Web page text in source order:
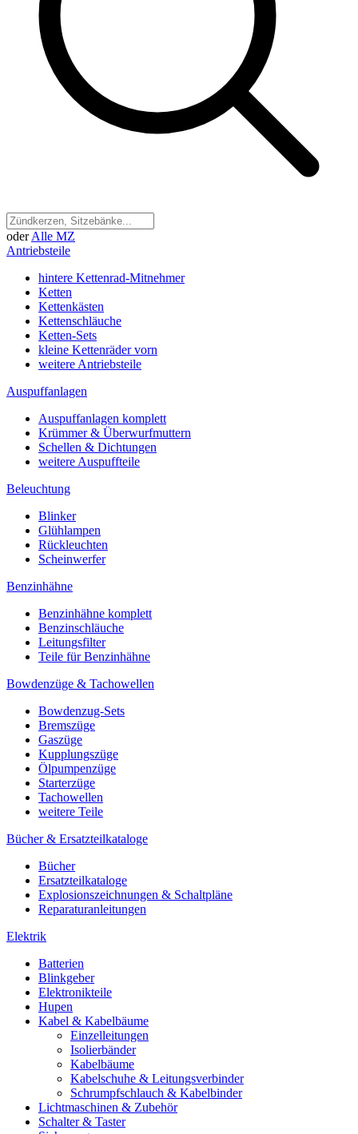
oder Alle MZ
Antriebsteile
hintere Kettenrad-Mitnehmer
Ketten
Kettenkästen
Kettenschläuche
Ketten-Sets
kleine Kettenräder vorn
weitere Antriebsteile
Auspuffanlagen
Auspuffanlagen komplett
Krümmer & Überwurfmuttern
Schellen & Dichtungen
weitere Auspuffteile
Beleuchtung
Blinker
Glühlampen
Rückleuchten
Scheinwerfer
Benzinhähne
Benzinhähne komplett
Benzinschläuche
Leitungsfilter
Teile für Benzinhähne
Bowdenzüge & Tachowellen
Bowdenzug-Sets
Bremszüge
Gaszüge
Kupplungszüge
Ölpumpenzüge
Starterzüge
Tachowellen
weitere Teile
Bücher & Ersatzteilkataloge
Bücher
Ersatzteilkataloge
Explosionszeichnungen & Schaltpläne
Reparaturanleitungen
Elektrik
Batterien
Blinkgeber
Elektronikteile
Hupen
Kabel & Kabelbäume
Einzelleitungen
Isolierbänder
Kabelbäume
Kabelschuhe & Leitungsverbinder
Schrumpfschlauch & Kabelbinder
Lichtmaschinen & Zubehör
Schalter & Taster